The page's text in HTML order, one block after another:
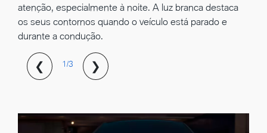
atenção, especialmente à noite. A luz branca destaca
os seus contornos quando o veículo está parado e
durante a condução.
❮ 1/3 ❯